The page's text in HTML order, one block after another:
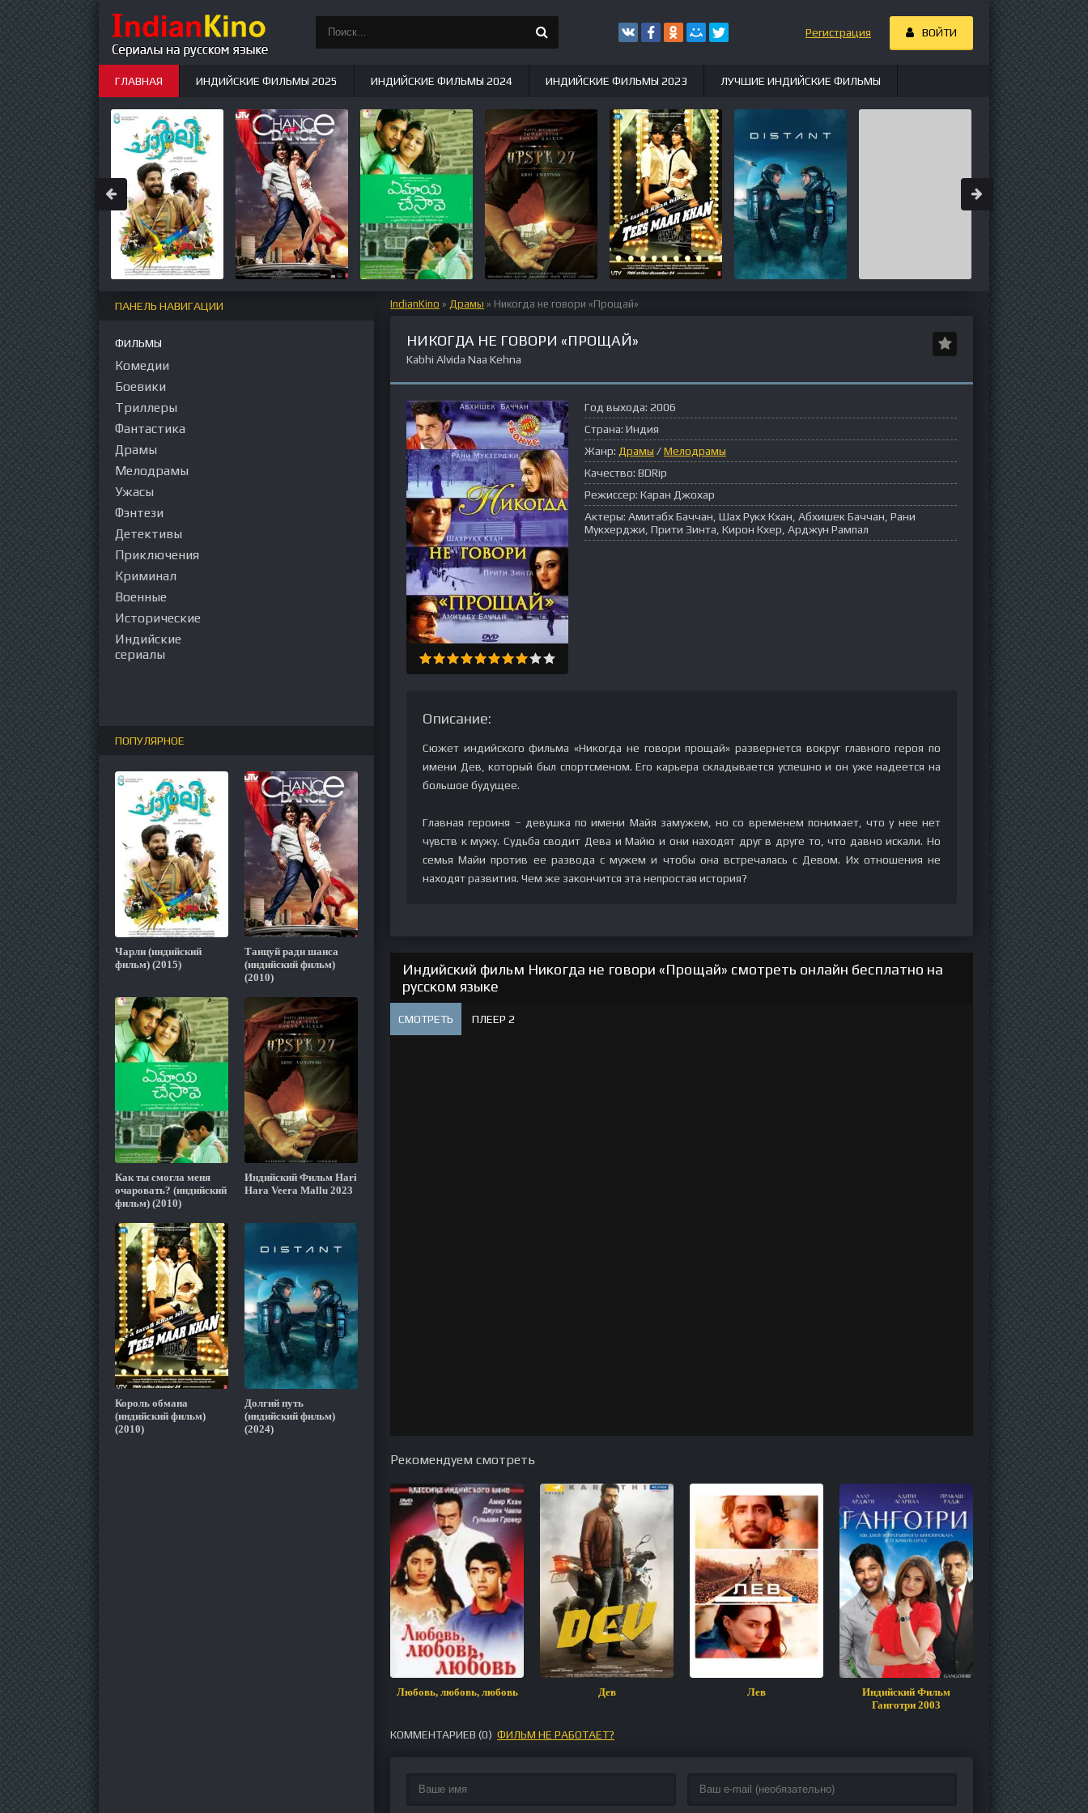
IndianKino » Драмы » Никогда не говори «Прощай»
НИКОГДА НЕ ГОВОРИ «ПРОЩАЙ»
Kabhi Alvida Naa Kehna
Год выхода: 2006
Страна: Индия
Жанр: Драмы /Мелодрамы
Качество: BDRip
Режиссер: Каран Джохар
Актеры: Амитабх Баччан, Шах Рукх Кхан, Абхишек Баччан, Рани
Мукхерджи, Прити Зинта, Кирон Кхер, Арджун Рампал
Описание:
Сюжет индийского фильма «Никогда не говори прощай» развернется вокруг главного героя по
имени Дев, который был спортсменом. Его карьера складывается успешно и он уже надеется на
большое будущее.
Главная героиня – девушка по имени Майя замужем, но со временем понимает, что у нее нет
чувств к мужу. Судьба сводит Дева и Майю и они находят друг в друге то, что давно искали. Но
семья Майи против ее развода с мужем и чтобы она встречалась с Девом. Их отношения не
находят развития. Чем же закончится эта непростая история?
Индийский фильм Никогда не говори «Прощай» смотреть онлайн бесплатно на
русском языке
СМОТРЕТЬ ПЛЕЕР 2
Рекомендуем смотреть
Любовь, любовь, любовь Дев Лев
Индийский Фильм
Ганготри 2003
Страсть
КОММЕНТАРИЕВ (0) ФИЛЬМ НЕ РАБОТАЕТ?
ПАНЕЛЬ НАВИГАЦИИ
ФИЛЬМЫ
Комедии
Боевики
Триллеры
Фантастика
Драмы
Мелодрамы
Ужасы
Фэнтези
Детективы
Приключения
Криминал
Военные
Исторические
Индийские
сериалы
ПОПУЛЯРНОЕ
Чарли (индийский
фильм) (2015)
Танцуй ради шанса
(индийский фильм)
(2010)
Как ты смогла меня
очаровать? (индийский
фильм) (2010)
Индийский Фильм Hari
Hara Veera Mallu 2023
Король обмана
(индийский фильм)
(2010)
Долгий путь
(индийский фильм)
(2024)
Регистрация ВОЙТИ
ГЛАВНАЯ ИНДИЙСКИЕ ФИЛЬМЫ 2025 ИНДИЙСКИЕ ФИЛЬМЫ 2024 ИНДИЙСКИЕ ФИЛЬМЫ 2023 ЛУЧШИЕ ИНДИЙСКИЕ ФИЛЬМЫ
ИНДИЙСКИЕ СЕРИАЛЫ НОВЫЕ